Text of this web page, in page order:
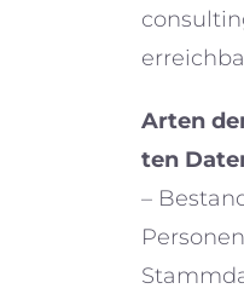
Arten
ten
–